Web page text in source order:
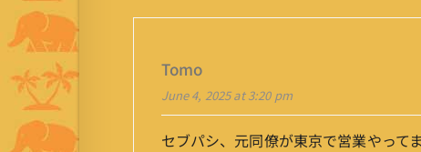
Tomo
June 4, 2025 at 3:20 pm
セブパシ、元同僚が東京で営業やって